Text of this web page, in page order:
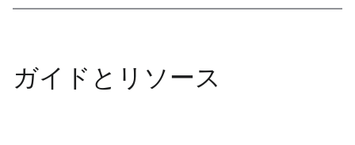
ガイドとリソース